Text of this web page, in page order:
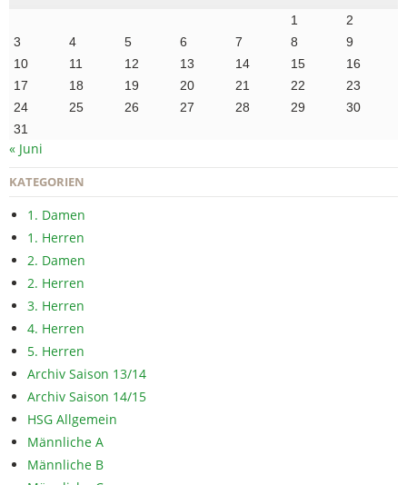
1
2
3
4 5 6 7 8
9
10
11 12 13 14 15
16
17
18 19 20 21 22
23
24
25 26 27 28 29
30
31
« Juni
KATEGORIEN
1. Damen
1. Herren
2. Damen
2. Herren
3. Herren
4. Herren
5. Herren
Archiv Saison 13/14
Archiv Saison 14/15
HSG Allgemein
Männliche A
Männliche B